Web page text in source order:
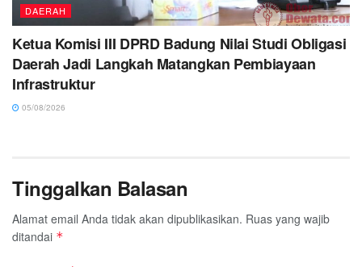
DAERAH
Ketua Komisi III DPRD Badung Nilai Studi Obligasi
Daerah Jadi Langkah Matangkan Pembiayaan
Infrastruktur
05/08/2026
Tinggalkan Balasan
Alamat email Anda tidak akan dipublikasikan. Ruas yang wajib
ditandai *